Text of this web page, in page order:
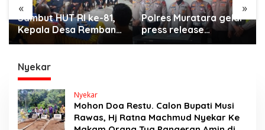
« »
Polres Muratara gelar
press release
:Tetapkan Dua
Tersangka Kecelakaan
Maut antara Bus ALS
dan Tangki BBM
Tewaskan 19 Orang
Semarak HUT RI ke-81,
Pemerintah
Kecamatan Rawas Ulu
Nyekar
Nyekar
Mohon Doa Restu. Calon Bupati Musi
Rawas, Hj Ratna Machmud Nyekar Ke